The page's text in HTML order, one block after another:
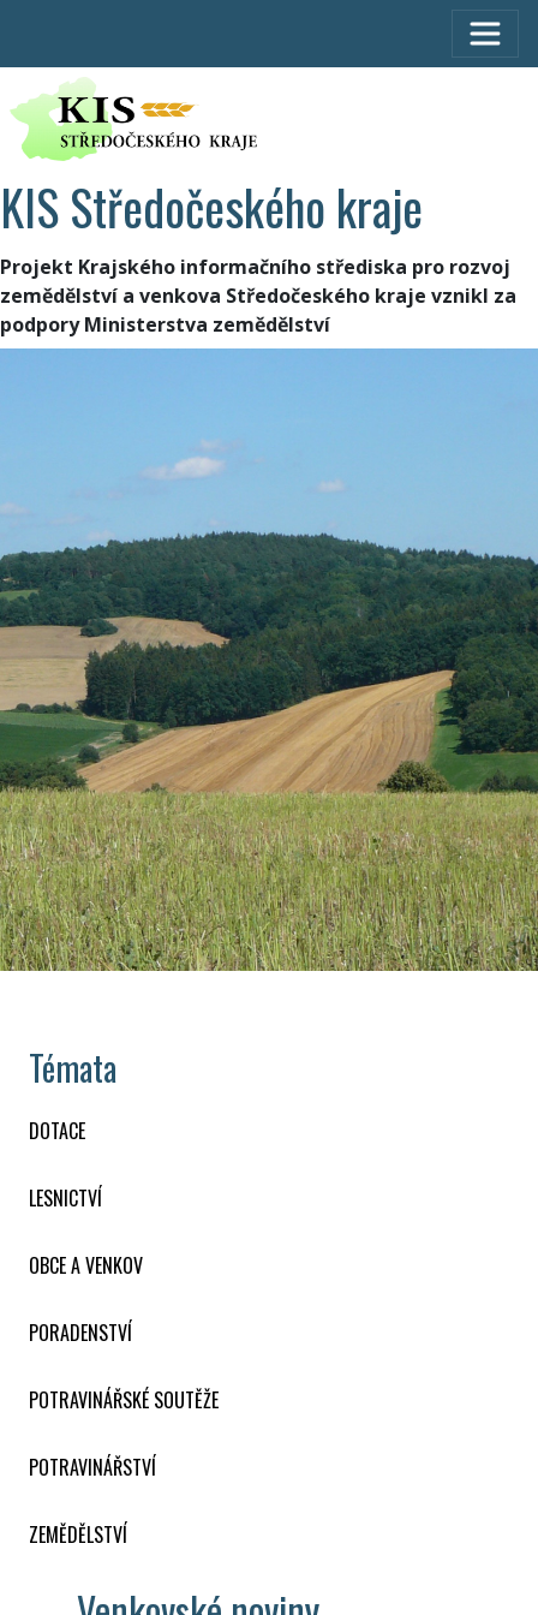
KIS Středočeského kraje
Projekt Krajského informačního střediska pro rozvoj
zemědělství a venkova Středočeského kraje vznikl za
podpory Ministerstva zemědělství
Témata
DOTACE
LESNICTVÍ
OBCE A VENKOV
PORADENSTVÍ
POTRAVINÁŘSKÉ SOUTĚŽE
POTRAVINÁŘSTVÍ
ZEMĚDĚLSTVÍ